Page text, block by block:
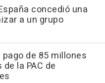
concedió una
a un grupo
de 85 millones
la PAC de